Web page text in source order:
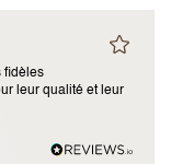
fidèles
leur qualité et leur